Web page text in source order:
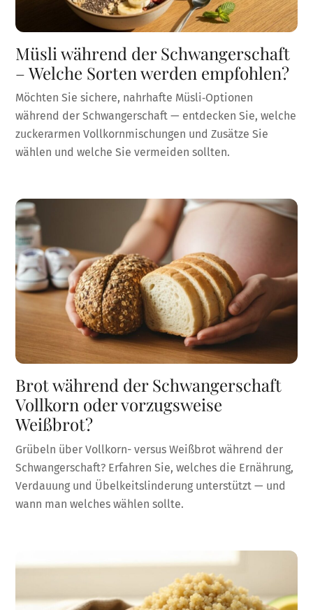
Müsli während der Schwangerschaft
– Welche Sorten werden empfohlen?
Möchten Sie sichere, nahrhafte Müsli‑Optionen
während der Schwangerschaft — entdecken Sie, welche
zuckerarmen Vollkornmischungen und Zusätze Sie
wählen und welche Sie vermeiden sollten.
Brot während der Schwangerschaft
Vollkorn oder vorzugsweise
Weißbrot?
Grübeln über Vollkorn- versus Weißbrot während der
Schwangerschaft? Erfahren Sie, welches die Ernährung,
Verdauung und Übelkeitslinderung unterstützt — und
wann man welches wählen sollte.